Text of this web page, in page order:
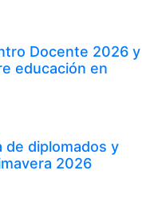
Docente 2026 y
educación en
de diplomados y
2026